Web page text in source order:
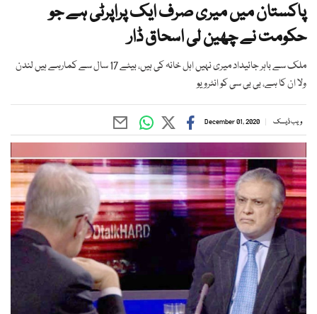
پاکستان میں میری صرف ایک پراپرٹی ہے جو
حکومت نے چھین لی اسحاق ڈار
ملک سے باہر جائیداد میری نہیں اہل خانہ کی ہیں، بیٹے 17 سال سے کمارہے ہیں لندن
ولا ان کا ہے، بی بی سی کو انٹرویو
ویب ڈیسک December 01, 2020